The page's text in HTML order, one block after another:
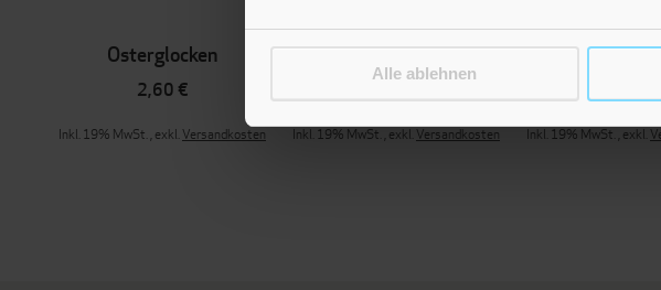
Alle ablehnen
Osterglocken
2,60 €
Inkl. 19% MwSt.,exkl.Versandkosten
Osterlicht
Inkl. 19% MwSt. exkl. Versandkosten Inkl. 19% MwSt. exkl.